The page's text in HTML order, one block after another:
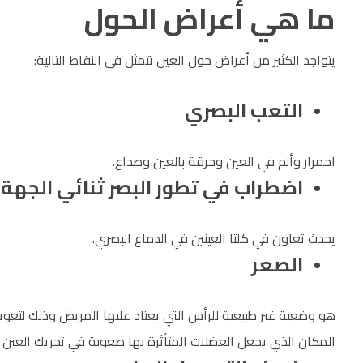
ما هي أعراض الحول
يتواجد الكثير من أعراض حول العين تتمثل في النقاط التالية:
التعب البصري
احمرار وألم في العين وحرقة بالعين وصداع.
اضطراب في تطور البصر ثنائي الجهة
يحدث تعاون في كلتا العينين في الدماغ البصري.
الصعر
هو وضعية غير طبيعية للرأس التي يعتاد عليها المريض وذلك
المكان الذي يجعل العضلات المتأثرة بها صعوبة في تحريك